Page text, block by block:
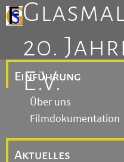
20.
E.V.
Einführung
Über uns
Filmdokumentation
Aktuelles